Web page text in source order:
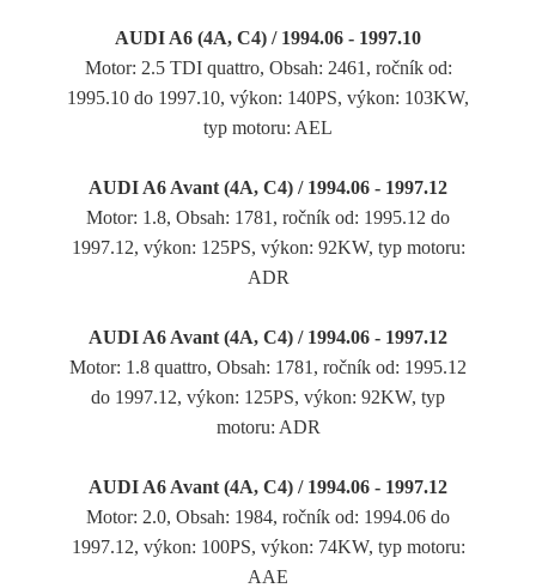
AUDI A6 (4A, C4) / 1994.06 - 1997.10
Motor: 2.5 TDI quattro, Obsah: 2461, ročník od:
1995.10 do 1997.10, výkon: 140PS, výkon: 103KW,
typ motoru: AEL
AUDI A6 Avant (4A, C4) / 1994.06 - 1997.12
Motor: 1.8, Obsah: 1781, ročník od: 1995.12 do
1997.12, výkon: 125PS, výkon: 92KW, typ motoru:
ADR
AUDI A6 Avant (4A, C4) / 1994.06 - 1997.12
Motor: 1.8 quattro, Obsah: 1781, ročník od: 1995.12
do 1997.12, výkon: 125PS, výkon: 92KW, typ
motoru: ADR
AUDI A6 Avant (4A, C4) / 1994.06 - 1997.12
Motor: 2.0, Obsah: 1984, ročník od: 1994.06 do
1997.12, výkon: 100PS, výkon: 74KW, typ motoru:
AAE